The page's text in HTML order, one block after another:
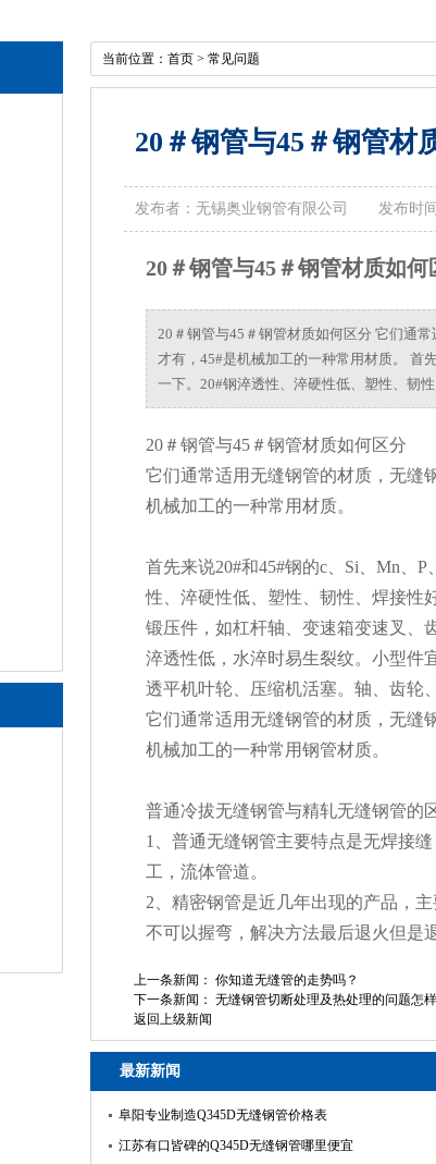
当前位置： 首页 > 常见问题
20＃钢管与45＃钢管材
发布者：无锡奥业钢管有限公司 发布时
20＃钢管与45＃钢管材质如何
20＃钢管与45＃钢管材质如何区分 它们通
才有，45#是机械加工的一种常用材质。 首
一下。20#钢淬透性、淬硬性低、塑性、韧
20＃钢管与45＃钢管材质如何区分
它们通常适用无缝钢管的材质，无缝
机械加工的一种常用材质。
首先来说20#和45#钢的c、Si、Mn、
性、淬硬性低、塑性、韧性、焊接性
锻压件，如杠杆轴、变速箱变速叉、
淬透性低，水淬时易生裂纹。小型件
透平机叶轮、压缩机活塞。轴、齿轮
它们通常适用无缝钢管的材质，无缝
机械加工的一种常用钢管材质。
普通冷拔无缝钢管与精轧无缝钢管的
1、普通无缝钢管主要特点是无焊接
工，流体管道。
2、精密钢管是近几年出现的产品，
不可以握弯，解决方法最后退火但是
上一条新闻： 你知道无缝管的走势吗？
下一条新闻： 无缝钢管切断处理及热处理的问题怎
返回上级新闻
最新新闻
阜阳专业制造Q345D无缝钢管价格表
江苏有口皆碑的Q345D无缝钢管哪里便宜